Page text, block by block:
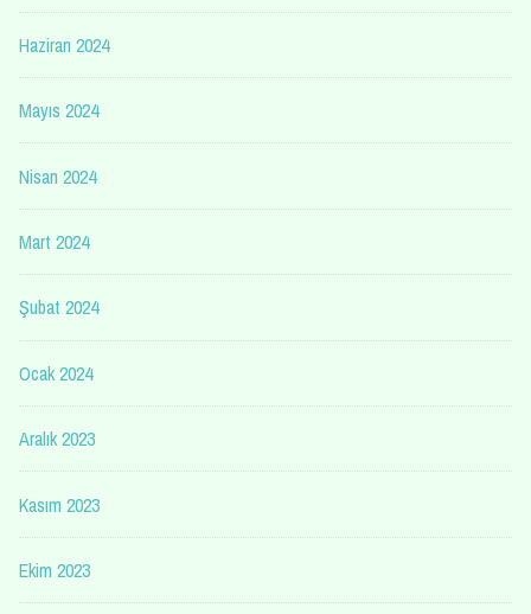
Haziran 2024
Mayıs 2024
Nisan 2024
Mart 2024
Şubat 2024
Ocak 2024
Aralık 2023
Kasım 2023
Ekim 2023